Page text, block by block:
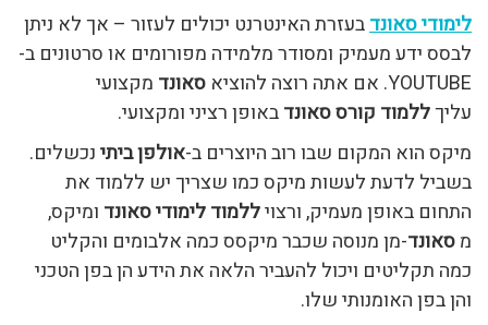
לימודי סאונדבעזרת האינטרנט יכולים לעזור – אך לא ניתן
לבסס ידע מעמיק ומסודר מלמידה מפורומים או סרטונים ב-
YOUTUBE. אם אתה רוצה להוציא
סאונד מקצועי
עליךללמוד קורס סאונדבאופן רציני ומקצועי.
מיקס הוא המקום שבו רוב היוצרים ב-אולפן ביתינכשלים.
בשביל לדעת לעשות מיקס כמו שצריך יש ללמוד את
התחום באופן מעמיק, ורצויללמוד לימודי סאונד ומיקס,
מסאונד-מן מנוסה שכבר מיקסס כמה אלבומים והקליט
כמה תקליטים ויכול להעביר הלאה את הידע הן בפן הטכני
והן בפן האומנותי שלו.